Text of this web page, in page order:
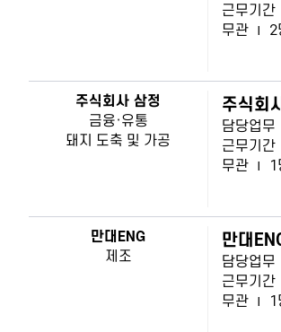
근무기간
무관 | 2
주식회사 삼정
금융·유통
돼지 도축 및 가공
주식회
담당업무
근무기간
무관 | 1
만대ENG
제조
만대
담당업무
근무기간
무관 | 1